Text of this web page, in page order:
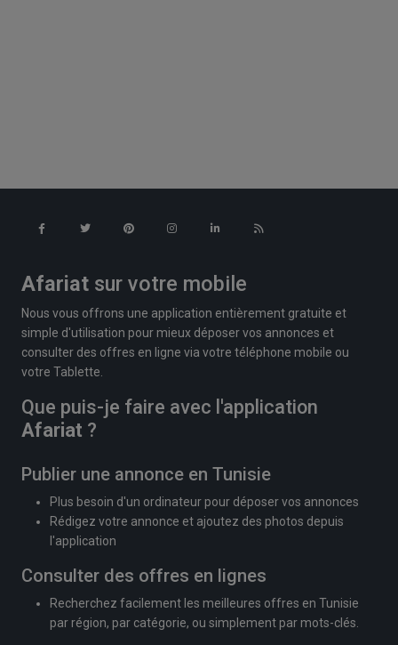
Afariat sur votre mobile
Nous vous offrons une application entièrement gratuite et
simple d'utilisation pour mieux déposer vos annonces et
consulter des offres en ligne via votre téléphone mobile ou
votre Tablette.
Que puis-je faire avec l'application
Afariat ?
Publier une annonce en Tunisie
Plus besoin d'un ordinateur pour déposer vos annonces
Rédigez votre annonce et ajoutez des photos depuis
l'application
Consulter des offres en lignes
Recherchez facilement les meilleures offres en Tunisie
par région, par catégorie, ou simplement par mots-clés.